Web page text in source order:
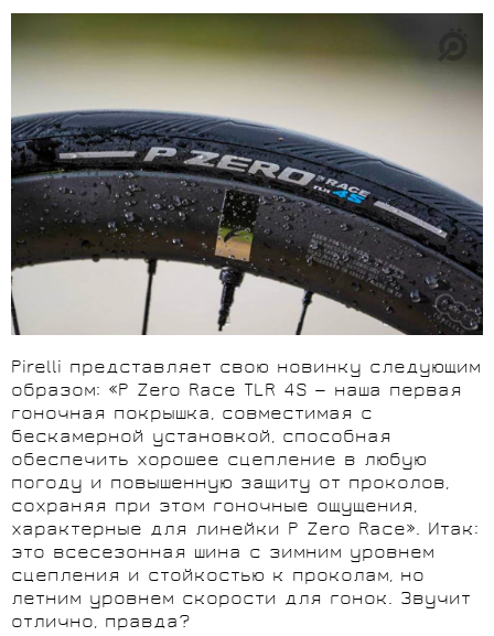
Pirelli представляет свою новинку следующим
образом: «P Zero Race TLR 4S — наша первая
гоночная покрышка, совместимая с
бескамерной установкой, способная
обеспечить хорошее сцепление в любую
погоду и повышенную защиту от проколов,
сохраняя при этом гоночные ощущения,
характерные для линейки P Zero Race». Итак:
это всесезонная шина с зимним уровнем
сцепления и стойкостью к проколам, но
летним уровнем скорости для гонок. Звучит
отлично, правда?